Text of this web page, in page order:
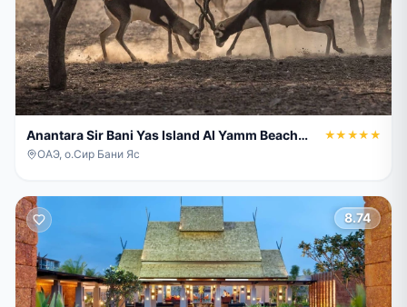
Anantara Sir Bani Yas Island Al Yamm Beach
Villa Resort
★★★★★
ОАЭ, о.Сир Бани Яс
8.74